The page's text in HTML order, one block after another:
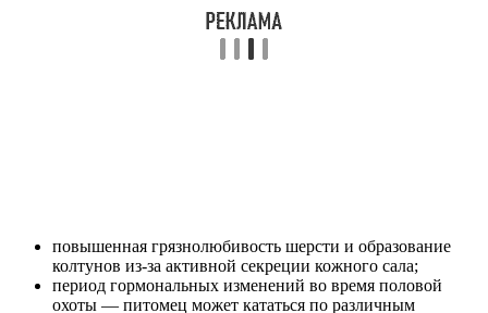
повышенная грязнолюбивость шерсти и образование
колтунов из-за активной секреции кожного сала;
период гормональных изменений во время половой
охоты — питомец может кататься по различным